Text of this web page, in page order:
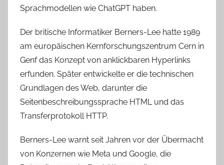
Sprachmodellen wie ChatGPT haben.
Der britische Informatiker Berners-Lee hatte 1989
am europäischen Kernforschungszentrum Cern in
Genf das Konzept von anklickbaren Hyperlinks
erfunden. Später entwickelte er die technischen
Grundlagen des Web, darunter die
Seitenbeschreibungssprache HTML und das
Transferprotokoll HTTP.
Berners-Lee warnt seit Jahren vor der Übermacht
von Konzernen wie Meta und Google, die